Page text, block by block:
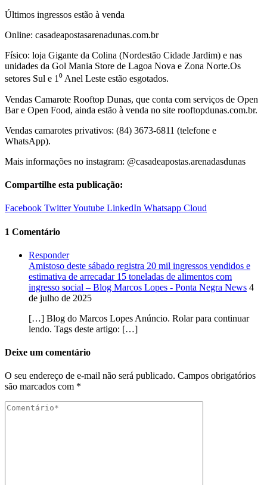
Últimos ingressos estão à venda
Online: casadeapostasarenadunas.com.br
Físico: loja Gigante da Colina (Nordestão Cidade Jardim) e nas
unidades da Gol Mania Store de Lagoa Nova e Zona Norte.Os
setores Sul e 1⁰ Anel Leste estão esgotados.
Vendas Camarote Rooftop Dunas, que conta com serviços de Open
Bar e Open Food, ainda estão à venda no site rooftopdunas.com.br.
Vendas camarotes privativos: (84) 3673-6811 (telefone e
WhatsApp).
Mais informações no instagram: @casadeapostas.arenadasdunas
Compartilhe esta publicação:
Facebook TwitterYoutube LinkedIn Whatsapp Cloud
1 Comentário
Responder
Amistoso deste sábado registra 20 mil ingressos vendidos e
estimativa de arrecadar 15 toneladas de alimentos com
ingresso social – Blog Marcos Lopes - Ponta Negra News 4
de julho de 2025
[…] Blog do Marcos Lopes Anúncio. Rolar para continuar
lendo. Tags deste artigo: […]
Deixe um comentário
O seu endereço de e-mail não será publicado. Campos obrigatórios
são marcados com *